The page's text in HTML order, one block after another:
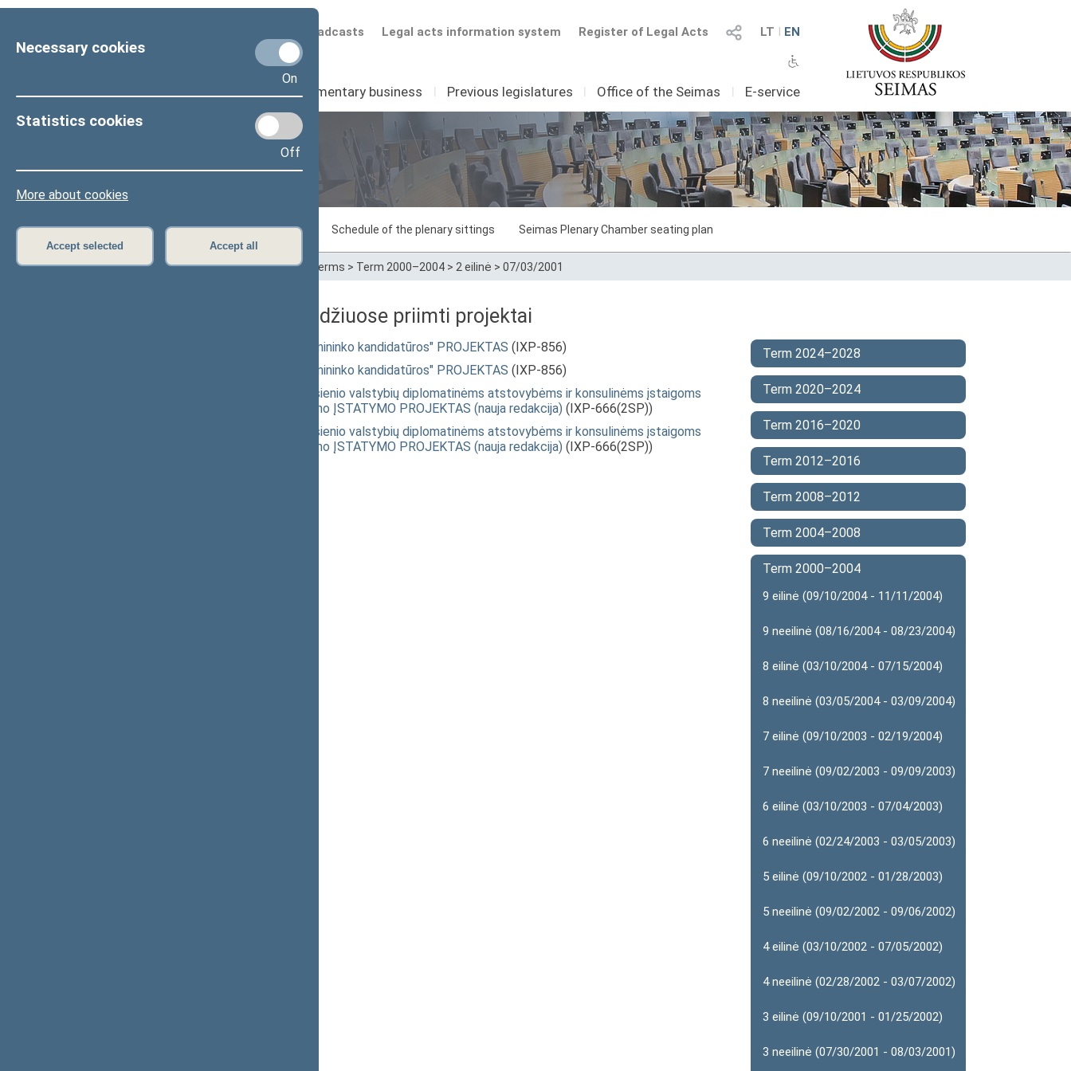
Necessary cookies
On
Statistics cookies
Off
More about cookies
Accept selected Accept all
LT I EN
Register of Legal Acts
Legal acts information system
Scheduled broadcasts
Seimas I Parliamentary business I Previous legislatures I Office of the Seimas I E-service
Sitting in progress Plenary sittings Schedule of the plenary sittings Seimas Plenary Chamber seating plan
Home>Plenary sittings>Parliamentary terms > Term 2000–2004 > 2 eilinė > 07/03/2001
07/03/2001 Seimo posėdžiuose priimti projektai
Seimo NUTARIMO "Dėl Ministro Pirmininko kandidatūros" PROJEKTAS (IXP-856)
Seimo NUTARIMO "Dėl Ministro Pirmininko kandidatūros" PROJEKTAS (IXP-856)
Žemės sklypų įsigijimo ir nuomos užsienio valstybių diplomatinėms atstovybėms ir konsulinėms įstaigoms
tvarkos bei sąlygų įstatymo pakeitimo ĮSTATYMO PROJEKTAS (nauja redakcija) (IXP-666(2SP))
Žemės sklypų įsigijimo ir nuomos užsienio valstybių diplomatinėms atstovybėms ir konsulinėms įstaigoms
tvarkos bei sąlygų įstatymo pakeitimo ĮSTATYMO PROJEKTAS (nauja redakcija) (IXP-666(2SP))
Term 2024–2028
Term 2020–2024
Term 2016–2020
Term 2012–2016
Term 2008–2012
Term 2004–2008
Term 2000–2004
9 eilinė (09/10/2004 - 11/11/2004)
9 neeilinė (08/16/2004 - 08/23/2004)
8 eilinė (03/10/2004 - 07/15/2004)
8 neeilinė (03/05/2004 - 03/09/2004)
7 eilinė (09/10/2003 - 02/19/2004)
7 neeilinė (09/02/2003 - 09/09/2003)
6 eilinė (03/10/2003 - 07/04/2003)
6 neeilinė (02/24/2003 - 03/05/2003)
5 eilinė (09/10/2002 - 01/28/2003)
5 neeilinė (09/02/2002 - 09/06/2002)
4 eilinė (03/10/2002 - 07/05/2002)
4 neeilinė (02/28/2002 - 03/07/2002)
3 eilinė (09/10/2001 - 01/25/2002)
3 neeilinė (07/30/2001 - 08/03/2001)